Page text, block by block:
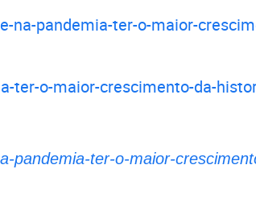
pandemia-ter-o-maior-
o-maior-crescimento-da-
pandemia-ter-o-maior-